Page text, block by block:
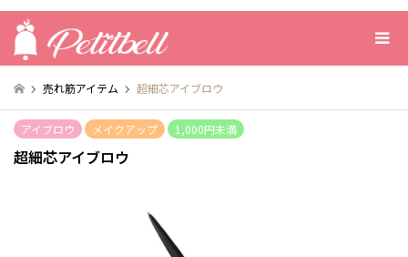
売れ筋アイテム 超細芯アイブロウ
アイブロウ メイクアップ 1,000円未満
超細芯アイブロウ